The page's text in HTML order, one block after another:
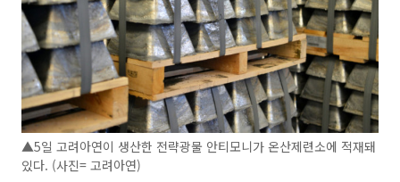
▲5일 고려아연이 생산한 전략광물 안티모니가 온산제련소에 적재돼
있다. (사진= 고려아연)